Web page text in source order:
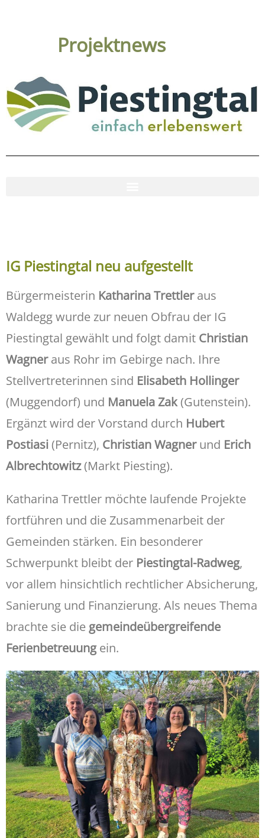
Projektnews
IG Piestingtal neu aufgestellt
Bürgermeisterin Katharina Trettleraus
Waldegg wurde zur neuen Obfrau der IG
Piestingtal gewählt und folgt damit Christian
Wagneraus Rohr im Gebirge nach. Ihre
Stellvertreterinnen sind Elisabeth Hollinger
(Muggendorf) und Manuela Zak(Gutenstein).
Ergänzt wird der Vorstand durch Hubert
Postiasi(Pernitz), Christian Wagnerund Erich
Albrechtowitz(Markt Piesting).
Katharina Trettler möchte laufende Projekte
fortführen und die Zusammenarbeit der
Gemeinden stärken. Ein besonderer
Schwerpunkt bleibt der Piestingtal-Radweg,
vor allem hinsichtlich rechtlicher Absicherung,
Sanierung und Finanzierung. Als neues Thema
brachte sie die gemeindeübergreifende
Ferienbetreuungein.